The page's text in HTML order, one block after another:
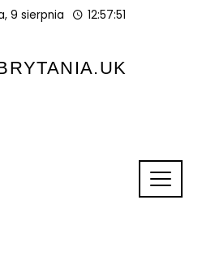
9 sierpnia 12:57:52